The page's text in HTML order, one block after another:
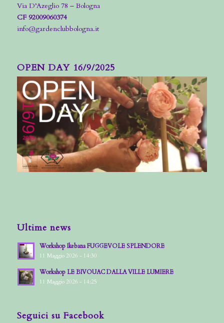
Via D’Azeglio 78 – Bologna
CF 92009060374
info@gardenclubbologna.it
OPEN DAY 16/9/2025
Ultime news
Workshop Ikebana FUGGEVOLE SPLENDORE
11 Maggio 2026 - 14:30
Workshop LE BIVOUAC DALLA VILLE LUMIERE
11 Maggio 2026 - 14:25
Seguici su Facebook